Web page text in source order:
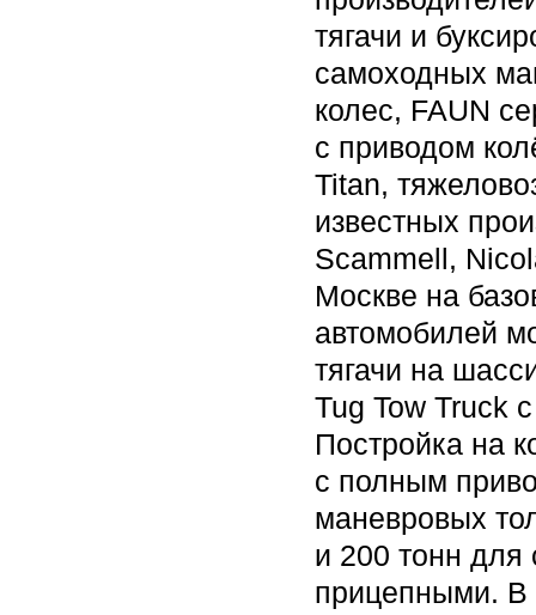
тягачи и
самоходных
колес, FAUN
с приводом
Titan,
известных
Scammell,
Москве на
автомобилей
тягачи на
Tug Tow Truck
Постройка на
с полным
маневровых
и 200 тонн для
прицепными. В